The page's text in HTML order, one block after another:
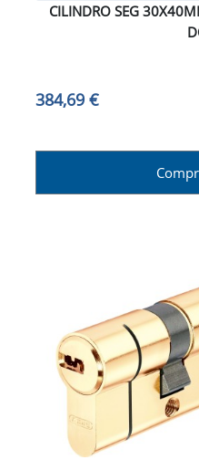
CILINDRO SEG
384,69 €